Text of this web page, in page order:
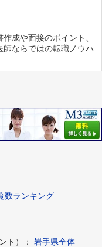
成や面接のポイント、
ならではの転職ノウハ
数ランキング
ト）： 岩手県全体